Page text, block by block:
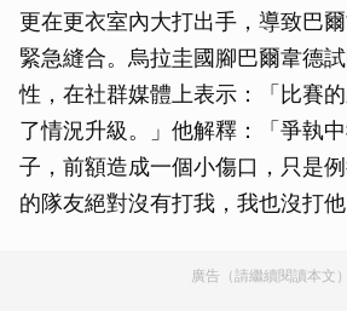
更在更衣室內大打出手，導致巴
緊急縫合。烏拉圭國腳巴爾韋德
性，在社群媒體上表示：「比賽
了情況升級。」他解釋：「爭執
子，前額造成一個小傷口，只是
的隊友絕對沒有打我，我也沒打他
廣告（請繼續閱讀本文）